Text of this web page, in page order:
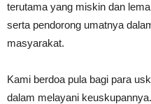
terutama yang miskin dan
serta pendorong umatnya
masyarakat.
Kami berdoa pula bagi para
dalam melayani